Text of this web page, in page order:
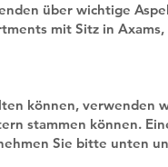
über wichtige
mit Sitz in
können, verwenden
stammen können.
Sie bitte unten